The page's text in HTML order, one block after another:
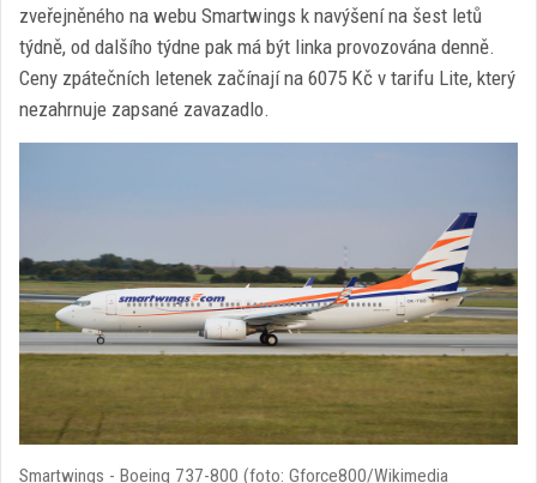
zveřejněného na webu Smartwings k navýšení na šest letů
týdně, od dalšího týdne pak má být linka provozována denně.
Ceny zpátečních letenek začínají na 6075 Kč v tarifu Lite, který
nezahrnuje zapsané zavazadlo.
Smartwings - Boeing 737-800 (foto: Gforce800/Wikimedia